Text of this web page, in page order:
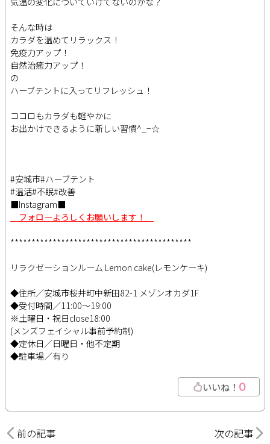
そんな時は
カラダを温めてリラックス！
免疫力アップ！
自然治癒力アップ！
の
ハーブテントに入ってリフレッシュ！
ココロもカラダも軽やかに
お出かけできるように新しい習慣^_−☆
#安城市#ハーブテント
#温活#不眠#改善
■Instagram■
フォローよろしくお願いします！
*******************************************
リラクゼーションルーム Lemon cake(レモンケーキ)
◆住所／安城市桜井町中新田82-1 メゾンオカダ1F
◆受付時間／11:00～19:00
※土曜日・祝日close18:00
(メンズフェイシャル事前予約制)
◆定休日／日曜日・他不定期
◆駐車場／有り
いいね！ 0
前の記事 次の記事